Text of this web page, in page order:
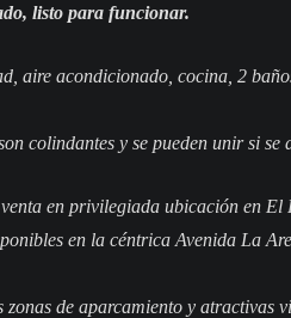
listo para funcionar.
aire acondicionado, cocina, 2
colindantes y se pueden unir si se
en privilegiada ubicación en El
en la céntrica Avenida La
de aparcamiento y atractivas